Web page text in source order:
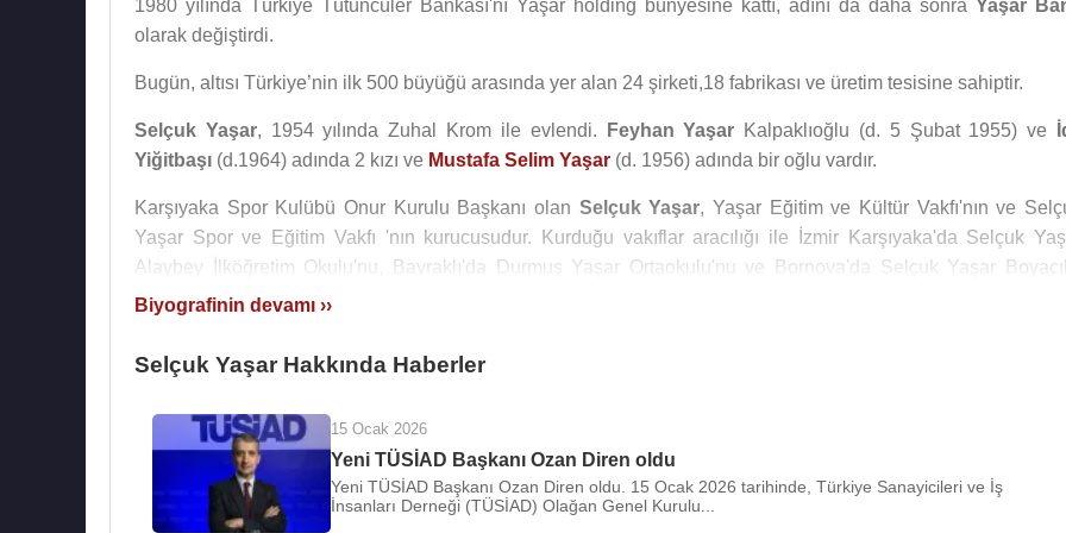
1980 yılında Türkiye Tütüncüler Bankası'nı Yaşar holding bünyesine kattı, adını da daha sonra Yaşar
olarak değiştirdi.
Bugün, altısı Türkiye’nin ilk 500 büyüğü arasında yer alan 24 şirketi,18 fabrikası ve üretim tesisine sahiptir.
Selçuk Yaşar, 1954 yılında Zuhal Krom ile evlendi. Feyhan Yaşar Kalpaklıoğlu (d. 5 Şubat 1955) ve
Yiğitbaşı (d.1964) adında 2 kızı ve Mustafa Selim Yaşar (d. 1956) adında bir oğlu vardır.
Karşıyaka Spor Kulübü Onur Kurulu Başkanı olan Selçuk Yaşar, Yaşar Eğitim ve Kültür Vakfı'nın ve
Yaşar Spor ve Eğitim Vakfı 'nın kurucusudur. Kurduğu vakıflar aracılığı ile İzmir Karşıyaka'da Selçuk
Alaybey İlköğretim Okulu'nu, Bayraklı'da Durmuş Yaşar Ortaokulu'nu ve Bornova'da Selçuk Yaşar
Endüstri Meslek Lisesi 'ni ve Alaçatı'da Yaşar Eğitim ve Kültür Vakfı Alaçatı Çok Programlı Lisesi'ni
Selçuk Yaşar bir dönem Ege Ekspres Gazetesi’ni ve Devir Dergisi’ni ve Gazete Ege’yi çıkarmış olup, Ege
Uzun yıllarDanimarka'nın İzmir Fahri Baş Konsolosluğu görevini yürüten Selçuk Yaşar, 2001 yılında
Selçuk Yaşar Spor ve Eğitim Vakfı tarafından kurulan bir vakıf üniversitesi olan Yaşar
kurulmasına öncülük etmiştir.
Biyografinin devamı ››
Selçuk Yaşar Hakkında Haberler
15 Ocak 2026
Yeni TÜSİAD Başkanı Ozan Diren oldu
Yeni TÜSİAD Başkanı Ozan Diren oldu. 15 Ocak 2026 tarihinde, Türkiye Sanayicileri ve İş
İnsanları Derneği (TÜSİAD) Olağan Genel Kurulu...